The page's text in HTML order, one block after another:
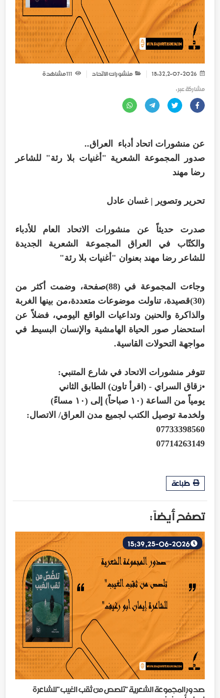
منشورات الاتحاد
مشاهدة
مشاركة عبر :
عن منشورات اتحاد أدباء العراق..
صدور المجموعة الشعرية "أغنيات بلا رئة" للشاعر
رضا مهند
تحرير وتصوير | غسان عادل
صدرت حديثاً عن منشورات الاتحاد العام للأدباء
والكتّاب في العراق المجموعة الشعرية الجديدة
للشاعر رضا مهند بعنوان "أغنيات بلا رئة"
وجاءت المجموعة في (88)صفحة، وضمت أكثر من
(30)قصيدة، تناولت موضوعات متعددة،من بينها الغربة
والذاكرة والحنين وتداعيات الواقع اليومي، فضلاً عن
استحضار صور الحياة الهامشية والإنسان البسيط في
مواجهة التحولات القاسية.
تتوفر منشورات الاتحاد في شارع المتنبي:
•زقاق السراي - (اقرأ تاون) الطابق الثاني
يومياً من الساعة (١٠ صباحاً) إلى (١٠ مساءً)
ولخدمة توصيل الكتب لجميع مدن العراق/ الاتصال:
07733398560
07714263149
طباعة
تصفح أيضاً :
صدور المجموعة الشعرية "تلصص من ثقب الغيب"للشاعرة